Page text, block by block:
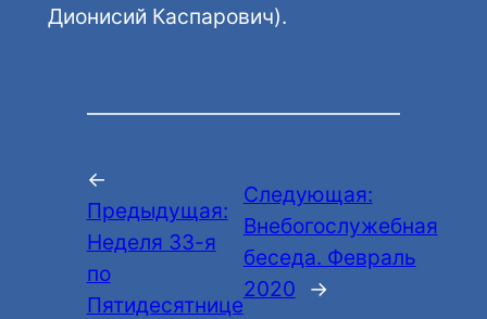
Дионисий Каспарович).
←
Предыдущая:
Неделя 33-я
по
Пятидесятнице
Следующая:
Внебогослужебная
беседа. Февраль
2020
→